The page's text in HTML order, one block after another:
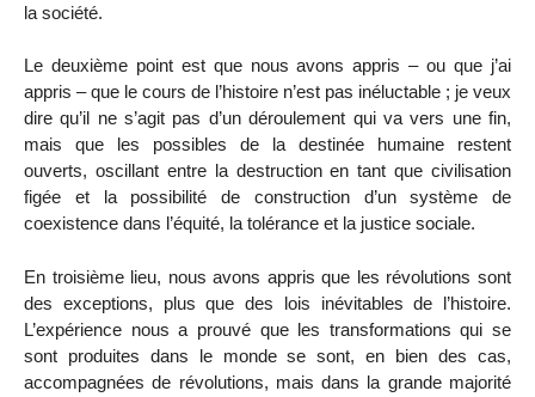
la société.
Le deuxième point est que nous avons appris – ou que j’ai
appris – que le cours de l’histoire n’est pas inéluctable ; je veux
dire qu’il ne s’agit pas d’un déroulement qui va vers une fin,
mais que les possibles de la destinée humaine restent
ouverts, oscillant entre la destruction en tant que civilisation
figée et la possibilité de construction d’un système de
coexistence dans l’équité, la tolérance et la justice sociale.
En troisième lieu, nous avons appris que les révolutions sont
des exceptions, plus que des lois inévitables de l’histoire.
L’expérience nous a prouvé que les transformations qui se
sont produites dans le monde se sont, en bien des cas,
accompagnées de révolutions, mais dans la grande majorité